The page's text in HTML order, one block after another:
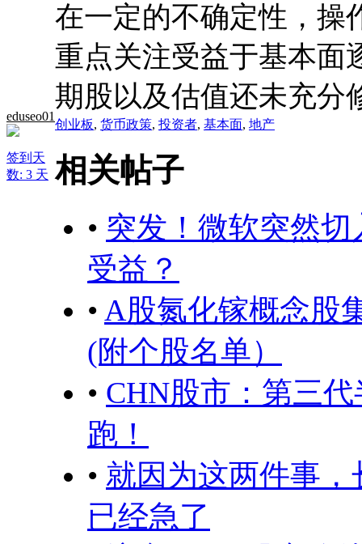
eduseo01
签到天
数: 3 天
在一定的不确定性，操
重点关注受益于基本面
期股以及估值还未充分
创业板, 货币政策, 投资者, 基本面, 地产
相关帖子
• 突发！微软突然
受益？
• A股氮化镓概念股
(附个股名单）
• CHN股市：第三
跑！
• 就因为这两件事
已经急了